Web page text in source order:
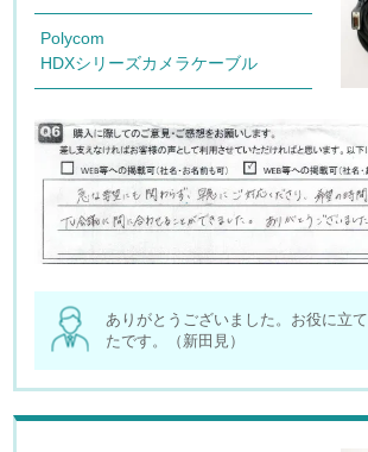
Polycom
HDXシリーズカメラケーブル
ありがとうございました。お役に立
たです。（新田見）